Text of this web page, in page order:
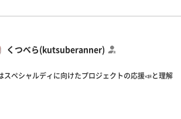
くつべら(kutsuberanner)
スペシャルディに向けたプロジェクトの応援📣と理解